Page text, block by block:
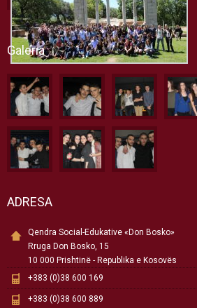
Galeria
ADRESA
Qendra Social-Edukative «Don Bosko»
Rruga Don Bosko, 15
10 000 Prishtinë - Republika e Kosovës
+383 (0)38 600 169
+383 (0)38 600 889